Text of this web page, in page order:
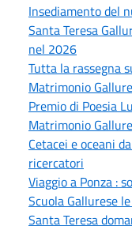
Insediamento del
Santa Teresa
nel 2026
Tutta la rassegna
Matrimonio
Premio di Poesia
Matrimonio
Cetacei e oceani
ricercatori
Viaggio a Ponza :
Scuola Gallurese
Santa Teresa